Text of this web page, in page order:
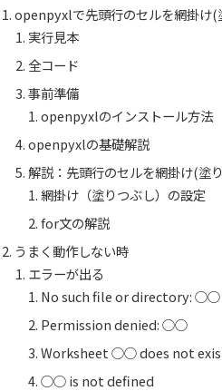
openpyxlで先頭行のセルを網掛け(
実行見本
全コード
事前準備
openpyxlのインストール方法
openpyxlの基礎解説
解説：先頭行のセルを網掛け(塗
網掛け（塗りつぶし）の設定
for文の解説
うまく動作しない時
エラーが出る
No such file or directory: ○○
Permission denied: ○○
Worksheet ○○ does not
○○ is not defined